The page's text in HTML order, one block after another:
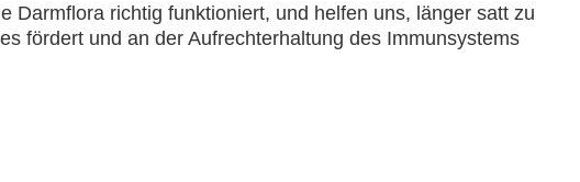
Darmflora richtig funktioniert, und helfen uns, länger satt zu
fördert und an der Aufrechterhaltung des Immunsystems